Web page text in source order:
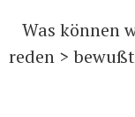
Was können
reden >